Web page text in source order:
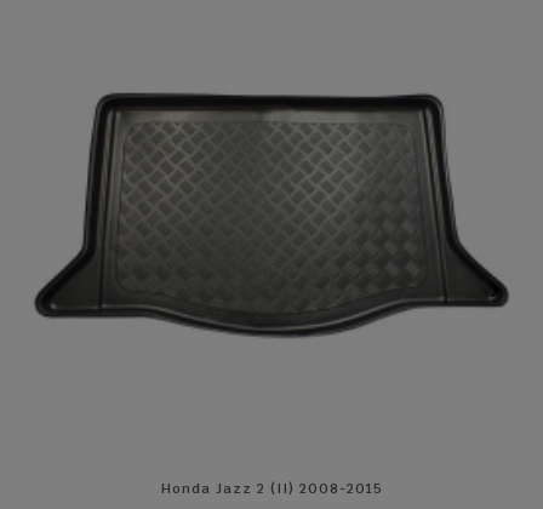
Honda Jazz 2 (II) 2008-2015